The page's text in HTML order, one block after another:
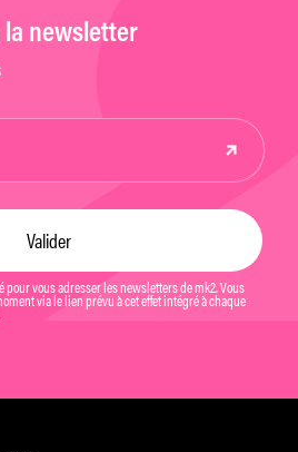
la newsletter
vous adresser les newsletters de mk2. Vous
via le lien prévu à cet effet intégré à chaque